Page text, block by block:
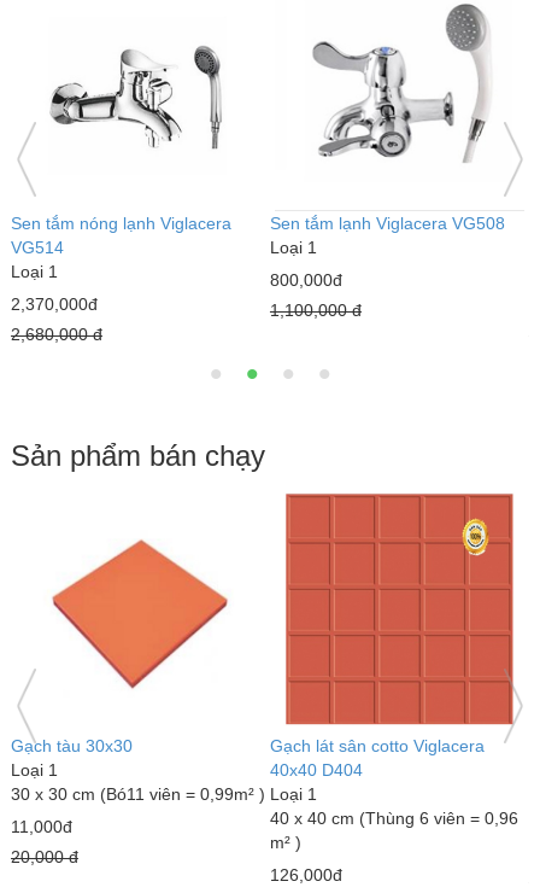
Sen tắm nóng lạnh Viglacera
VG514
Loại 1
2,370,000đ
2,680,000 đ
Sen tắm lạnh Viglacera VG508
Loại 1
800,000đ
1,100,000 đ
Sản phẩm bán chạy
Gạch tàu 30x30
Loại 1
30 x 30 cm (Bó11 viên = 0,99m² )
11,000đ
20,000 đ
Gạch lát sân cotto Viglacera
40x40 D404
Loại 1
40 x 40 cm (Thùng 6 viên = 0,96
m² )
126,000đ